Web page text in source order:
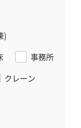
)
事務所
クレーン